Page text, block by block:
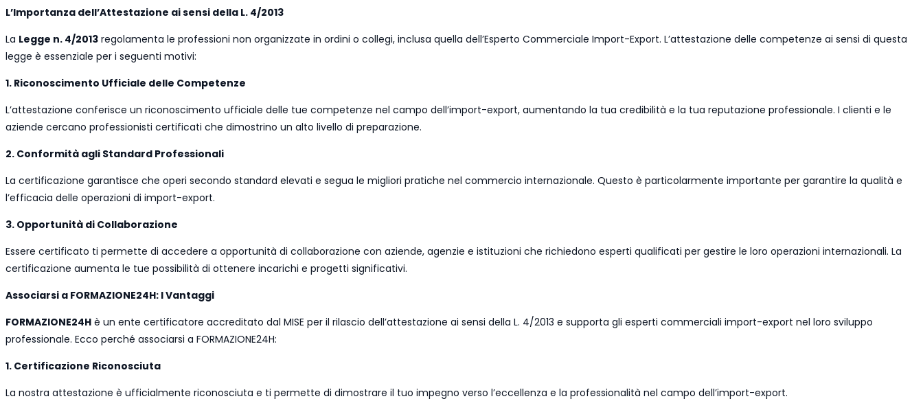
L’Importanza dell’Attestazione ai sensi della L. 4/2013
La Legge n. 4/2013 regolamenta le professioni non organizzate in ordini o collegi, inclusa quella dell’Esperto Commerciale Import-Export. L’attestazione delle competenze ai sensi di questa
legge è essenziale per i seguenti motivi:
1. Riconoscimento Ufficiale delle Competenze
L’attestazione conferisce un riconoscimento ufficiale delle tue competenze nel campo dell’import-export, aumentando la tua credibilità e la tua reputazione professionale. I clienti e le
aziende cercano professionisti certificati che dimostrino un alto livello di preparazione.
2. Conformità agli Standard Professionali
La certificazione garantisce che operi secondo standard elevati e segua le migliori pratiche nel commercio internazionale. Questo è particolarmente importante per garantire la qualità e
l’efficacia delle operazioni di import-export.
3. Opportunità di Collaborazione
Essere certificato ti permette di accedere a opportunità di collaborazione con aziende, agenzie e istituzioni che richiedono esperti qualificati per gestire le loro operazioni internazionali. La
certificazione aumenta le tue possibilità di ottenere incarichi e progetti significativi.
Associarsi a FORMAZIONE24H: I Vantaggi
FORMAZIONE24H è un ente certificatore accreditato dal MISE per il rilascio dell’attestazione ai sensi della L. 4/2013 e supporta gli esperti commerciali import-export nel loro sviluppo
professionale. Ecco perché associarsi a FORMAZIONE24H:
1. Certificazione Riconosciuta
La nostra attestazione è ufficialmente riconosciuta e ti permette di dimostrare il tuo impegno verso l’eccellenza e la professionalità nel campo dell’import-export.